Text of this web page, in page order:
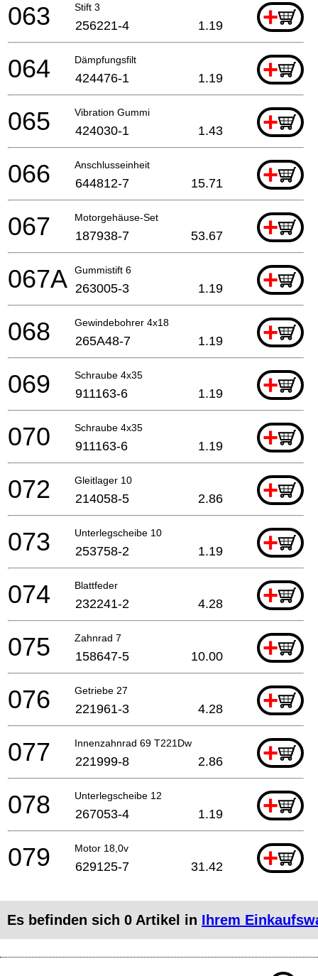
Stift 3 +
063 256221-4 1.19
Dämpfungsfilt +
064 424476-1 1.19
Vibration Gummi +
065 424030-1 1.43
Anschlusseinheit +
066 644812-7 15.71
Motorgehäuse-Set +
067 187938-7 53.67
Gummistift 6 +
067A 263005-3 1.19
Gewindebohrer 4x18 +
068 265A48-7 1.19
Schraube 4x35 +
069 911163-6 1.19
Schraube 4x35 +
070 911163-6 1.19
Gleitlager 10 +
072 214058-5 2.86
Unterlegscheibe 10 +
073 253758-2 1.19
Blattfeder +
074 232241-2 4.28
Zahnrad 7 +
075 158647-5 10.00
Getriebe 27 +
076 221961-3 4.28
Innenzahnrad 69 T221Dw +
077 221999-8 2.86
Unterlegscheibe 12 +
078 267053-4 1.19
Motor 18,0v +
079 629125-7 31.42
Es befinden sich 0 Artikel in Ihrem